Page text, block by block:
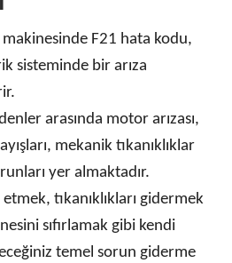
makinesinde F21 hata kodu,
sisteminde bir arıza
arasında motor arızası,
mekanik tıkanıklıklar
yer almaktadır.
etmek, tıkanıklıkları gidermek
sıfırlamak gibi kendi
temel sorun giderme